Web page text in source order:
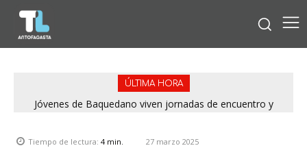
ÚLTIMA HORA
Jóvenes de Baquedano viven jornadas de encuentro y
Tiempo de lectura: 4min. 27 marzo 2025